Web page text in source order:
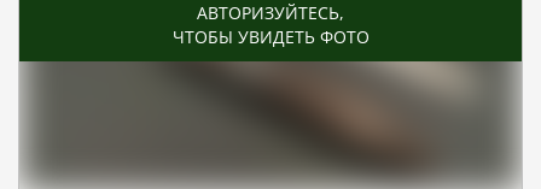
АВТОРИЗУЙТЕСЬ,
ЧТОБЫ УВИДЕТЬ ФОТО